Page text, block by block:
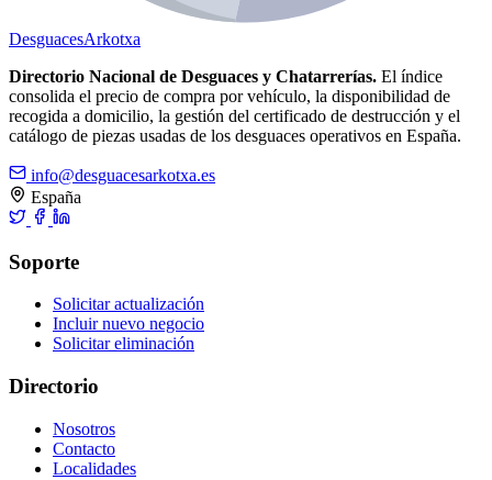
DesguacesArkotxa
Directorio Nacional de Desguaces y Chatarrerías. El índice
consolida el precio de compra por vehículo, la disponibilidad de
recogida a domicilio, la gestión del certificado de destrucción y el
catálogo de piezas usadas de los desguaces operativos en España.
info@desguacesarkotxa.es
España
Soporte
Solicitar actualización
Incluir nuevo negocio
Solicitar eliminación
Directorio
Nosotros
Contacto
Localidades